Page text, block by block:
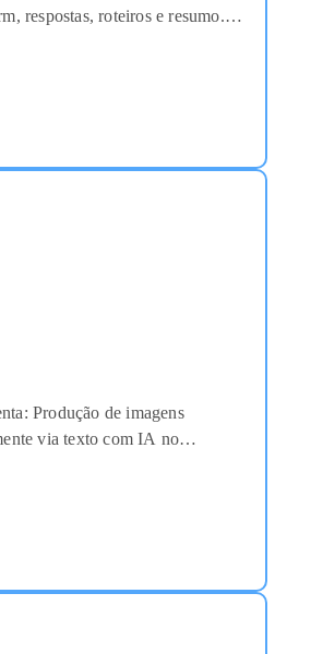
respostas, roteiros e resumo.
Grátis (básico) / a partir de
Produção de imagens
via texto com IA no
aproximado: Incluído em planos